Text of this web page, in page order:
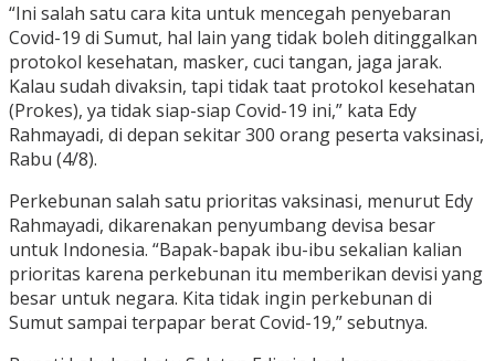
“Ini salah satu cara kita untuk mencegah penyebaran
Covid-19 di Sumut, hal lain yang tidak boleh ditinggalkan
protokol kesehatan, masker, cuci tangan, jaga jarak.
Kalau sudah divaksin, tapi tidak taat protokol kesehatan
(Prokes), ya tidak siap-siap Covid-19 ini,” kata Edy
Rahmayadi, di depan sekitar 300 orang peserta vaksinasi,
Rabu (4/8).
Perkebunan salah satu prioritas vaksinasi, menurut Edy
Rahmayadi, dikarenakan penyumbang devisa besar
untuk Indonesia. “Bapak-bapak ibu-ibu sekalian kalian
prioritas karena perkebunan itu memberikan devisi yang
besar untuk negara. Kita tidak ingin perkebunan di
Sumut sampai terpapar berat Covid-19,” sebutnya.